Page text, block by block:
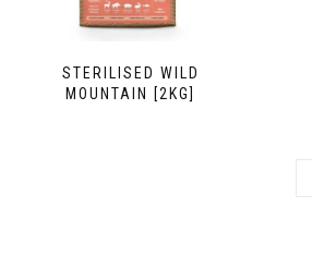
STERILISED WILD
MOUNTAIN [2KG]